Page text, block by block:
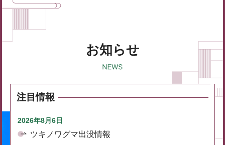
お知らせ
注目情報
2026年8月6日
ツキノワグマ出没情報